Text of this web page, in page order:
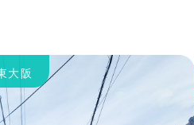
大阪